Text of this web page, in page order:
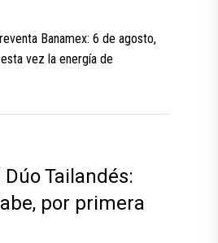
Banamex: 6 de agosto,
vez la energía de
Tailandés:
por primera